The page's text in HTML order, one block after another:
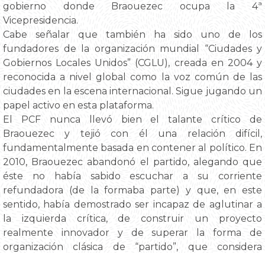
gobierno donde Braouezec ocupa la 4ª
Vicepresidencia.
Cabe señalar que también ha sido uno de los
fundadores de la organización mundial “Ciudades y
Gobiernos Locales Unidos” (CGLU), creada en 2004 y
reconocida a nivel global como la voz común de las
ciudades en la escena internacional. Sigue jugando un
papel activo en esta plataforma.
El PCF nunca llevó bien el talante crítico de
Braouezec y tejió con él una relación difícil,
fundamentalmente basada en contener al político. En
2010, Braouezec abandonó el partido, alegando que
éste no había sabido escuchar a su corriente
refundadora (de la formaba parte) y que, en este
sentido, había demostrado ser incapaz de aglutinar a
la izquierda crítica, de construir un proyecto
realmente innovador y de superar la forma de
organización clásica de “partido”, que considera